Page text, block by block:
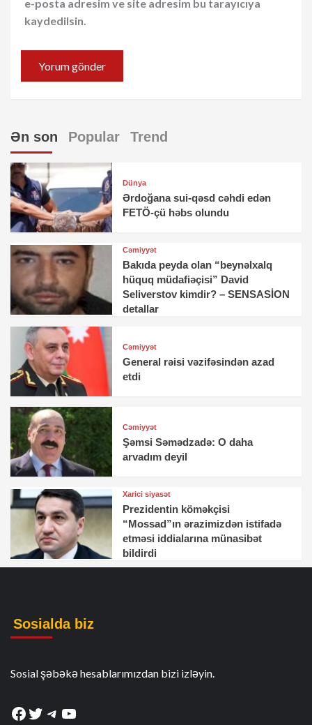
e-posta adresim ve site adresim bu tarayıcıya
kaydedilsin.
Ən son Popular Trend
Dünya
Ərdoğana sui-qəsd cəhdi edən
FETÖ-çü həbs olundu
Cəmiyyət
Bakıda peyda olan “beynəlxalq
hüquq müdafiəçisi” David
Seliverstov kimdir? – SENSASİON
detallar
Cəmiyyət
General rəisi vəzifəsindən azad
etdi
Cəmiyyət
Şəmsi Səmədzadə: O daha
arvadım deyil
Xarici siyasət
Prezidentin köməkçisi
“Mossad”ın ərazimizdən istifadə
etməsi iddialarına münasibət
bildirdi
Sosialda biz
Sosial şəbəkə hesablarımızdan bizi izləyin.
Facebook
Twitter
Telegram
YouTube